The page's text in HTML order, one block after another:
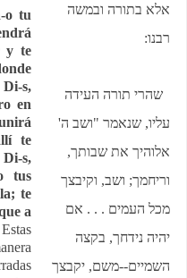
o tu
y te
s,
en
te
s,
tus
te
a
אלא בתורה ובמשה
רבנו:
שהרי תורה העידה
עליו, שנאמר "ושב ה'
אלוהיך את שבותך,
וריחמך; ושב, וקיבצך
מכל העמים . . . אם
יהיה נידחך, בקצה
השמיים--משם, יקבצך